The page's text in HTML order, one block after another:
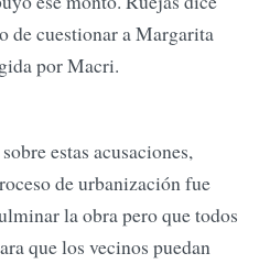
de cuestionar a Margarita
por Macri.
estas acusaciones,
de urbanización fue
la obra pero que todos
que los vecinos puedan